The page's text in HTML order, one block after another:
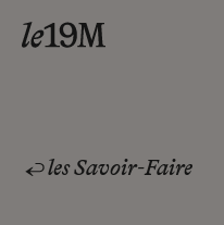
les Savoir-Faire